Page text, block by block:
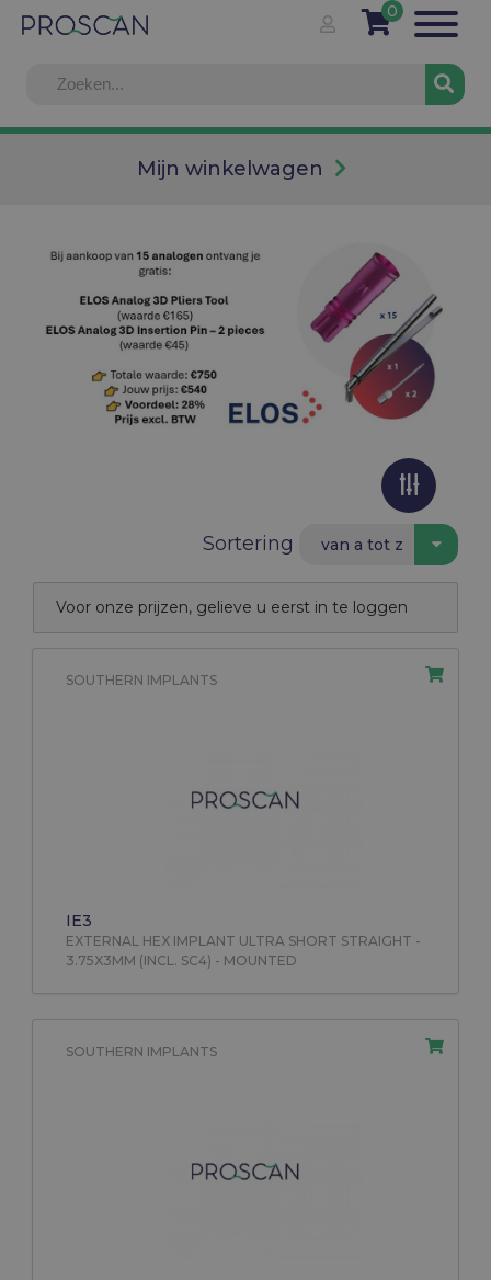
0
Mijn winkelwagen
Voor onze prijzen, gelieve u eerst in te loggen
Sortering van a tot z
Voor onze prijzen, gelieve u eerst in te loggen
SOUTHERN IMPLANTS
IE3
EXTERNAL HEX IMPLANT ULTRA SHORT STRAIGHT -
3.75X3MM (INCL. SC4) - MOUNTED
SOUTHERN IMPLANTS